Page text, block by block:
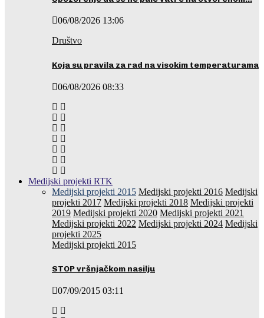
06/08/2026 13:06
Društvo
Koja su pravila za rad na visokim temperaturama
06/08/2026 08:33
Medijski projekti RTK
Medijski projekti 2015 Medijski projekti 2016 Medijski
projekti 2017 Medijski projekti 2018 Medijski projekti
2019 Medijski projekti 2020 Medijski projekti 2021
Medijski projekti 2022 Medijski projekti 2024 Medijski
projekti 2025
Medijski projekti 2015
STOP vršnjačkom nasilju
07/09/2015 03:11